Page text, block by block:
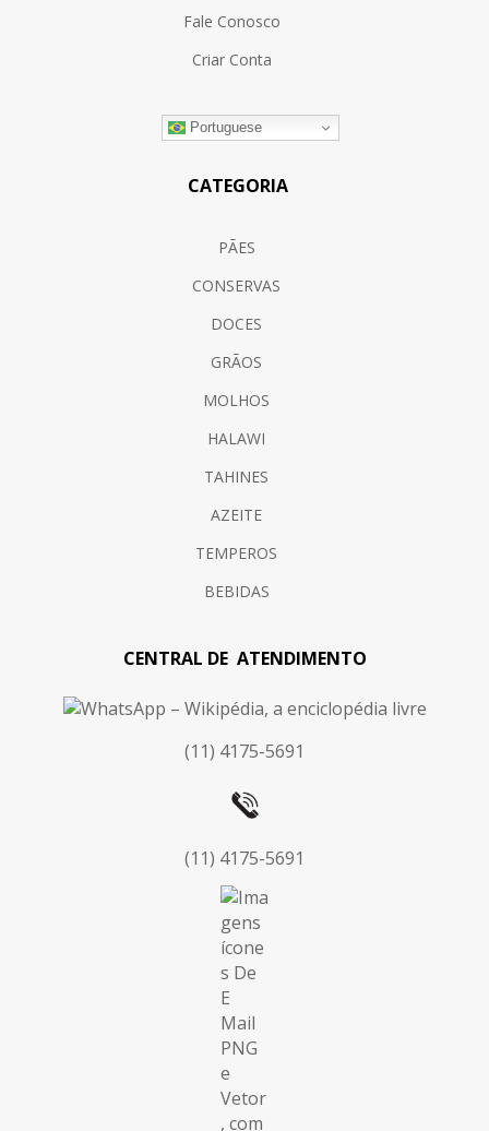
Fale Conosco
Criar Conta
Portuguese
CATEGORIA
PÃES
CONSERVAS
DOCES
GRÃOS
MOLHOS
HALAWI
TAHINES
AZEITE
TEMPEROS
BEBIDAS
CENTRAL DE ATENDIMENTO
(11) 4175-5691
(11) 4175-5691